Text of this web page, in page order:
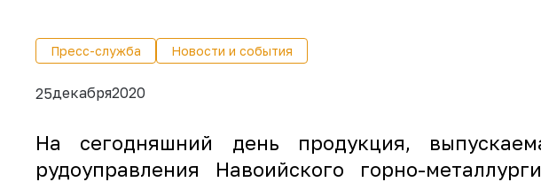
Пресс-служба Новости и события
25декабря2020
На сегодняшний день продукция,
рудоуправления Навоийского горно-